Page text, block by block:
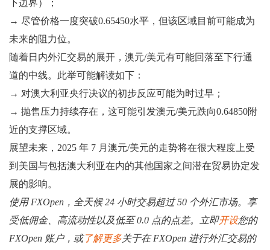
下边界）；
→ 尽管价格一度突破0.65450水平，但该区域目前可能成为
未来的阻力位。
随着日内外汇交易的展开，澳元/美元有可能回落至下行通
道的中线。此举可能解读如下：
→ 对澳大利亚央行决议的初步反应可能为时过早；
→ 抛售压力持续存在，这可能引发澳元/美元跌向0.64850附
近的支撑区域。
展望未来，2025 年 7 月澳元/美元的走势将在很大程度上受
到美国与包括澳大利亚在内的其他国家之间潜在贸易协定发
展的影响。
使用 FXOpen，全天候 24 小时交易超过 50 个外汇市场。享
受低佣金、高流动性以及低至 0.0 点的点差。立即开设您的
FXOpen 账户，或了解更多关于在 FXOpen 进行外汇交易的